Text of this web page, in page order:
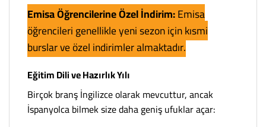
Emisa Öğrencilerine Özel İndirim:Emisa
öğrencileri genellikle yeni sezon için kısmi
burslar ve özel indirimler almaktadır.
Eğitim Dili ve Hazırlık Yılı
Birçok branş İngilizce olarak mevcuttur, ancak
İspanyolca bilmek size daha geniş ufuklar açar: